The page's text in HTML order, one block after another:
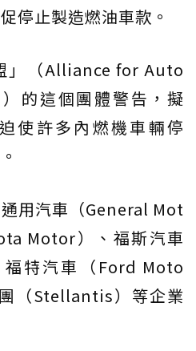
停止製造燃油車款。
」（Alliance for Auto
的這個團體警告，擬
使許多內燃機車輛停
通用汽車（General Mot
Motor）、福斯汽車
福特汽車（Ford Moto
（Stellantis）等企業